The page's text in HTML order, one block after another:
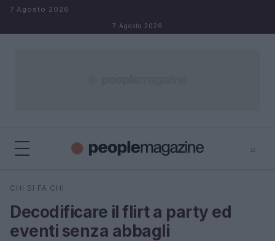
Salta al contenuto
7 Agosto 2026
7 Agosto 2026
⌕
Cerca
CHI SI FA CHI
Decodificare il flirt a party ed
eventi senza abbagli